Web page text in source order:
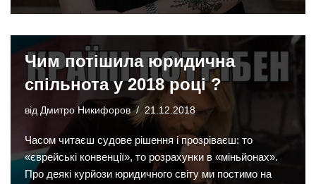
Чим потішила юридична
спільнота у 2018 році ?
від Дмитро Никифоров 21.12.2018
Часом читаєш судове рішення і прозріваєш: то
«єврейські конвенції», то розрахунки в «міньйонах».
Про деякі курйози юридичного світу ми постимо на